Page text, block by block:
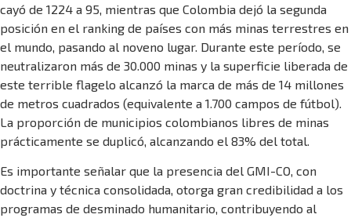
cayó de 1224 a 95, mientras que Colombia dejó la segunda
posición en el ranking de países con más minas terrestres en
el mundo, pasando al noveno lugar. Durante este período, se
neutralizaron más de 30.000 minas y la superficie liberada de
este terrible flagelo alcanzó la marca de más de 14 millones
de metros cuadrados (equivalente a 1.700 campos de fútbol).
La proporción de municipios colombianos libres de minas
prácticamente se duplicó, alcanzando el 83% del total.
Es importante señalar que la presencia del GMI-CO, con
doctrina y técnica consolidada, otorga gran credibilidad a los
programas de desminado humanitario, contribuyendo al